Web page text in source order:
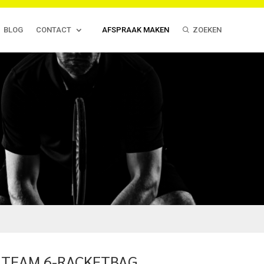
BLOG CONTACT AFSPRAAK MAKEN ZOEKEN